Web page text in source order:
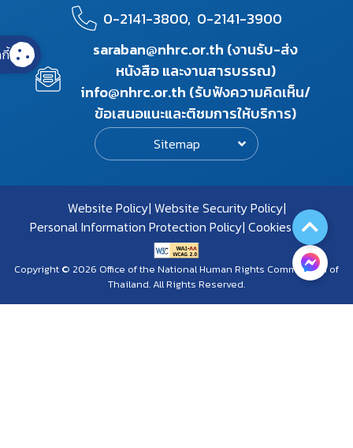
0-2141-3800, 0-2141-3900
saraban@nhrc.or.th (งานรับ-ส่ง
หนังสือ และงานสารบรรณ)
info@nhrc.or.th (รับฟังความคิดเห็น/
ข้อเสนอแนะและติชมการให้บริการ)
Sitemap
Website Policy Website Security Policy
Personal Information Protection Policy Cookies Policy
Copyright © 2026 Office of the National Human Rights Commission of
Thailand. All Rights Reserved.